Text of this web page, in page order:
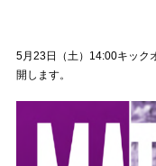
5月23日（土）14:00キック
開します。